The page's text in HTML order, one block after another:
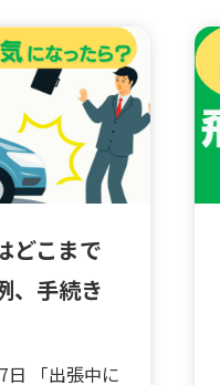
どこまで
、手続き
日 「出張中に